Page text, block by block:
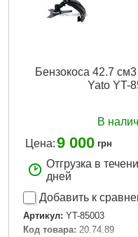
Бензокоса 42.7
Yato YT-
В
Цена:9 000 грн
Отгрузка в
дней
Добавить к
Артикул: YT-85003
Код товара: 20.74.89